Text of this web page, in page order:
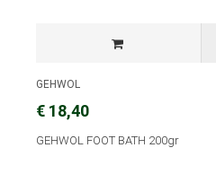
GEHWOL
€ 18,40
GEHWOL FOOT BATH 200gr